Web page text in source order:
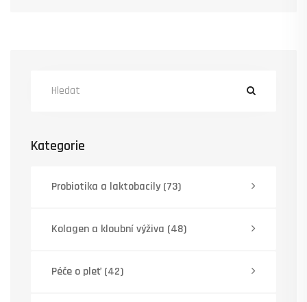
Kategorie
Probiotika a laktobacily(73)
Kolagen a kloubní výživa (48)
Péče o pleť (42)